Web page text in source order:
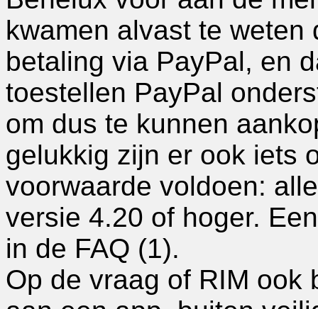
kwamen alvast te weten
betaling via PayPal, en
toestellen PayPal
om dus te kunnen
gelukkig zijn er ook iets
voorwaarde voldoen:
versie 4.20 of hoger.
in de FAQ (1).
Op de vraag of RIM ook